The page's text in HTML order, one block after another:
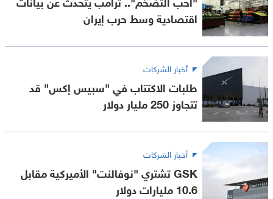
اقتصادية وسط حرب إيران
أخبار الشركات
طلبات الاكتتاب في "سبيس إكس" قد
تتجاوز 250 مليار دولار
أخبار الشركات
GSK تشتري "نوفالنت" الأميركية مقابل
10.6 مليارات دولار